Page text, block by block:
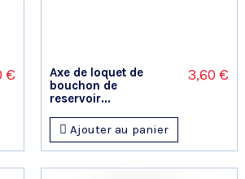
€
Axe de loquet de
bouchon de
reservoir...
3,60 €
Ajouter au panier